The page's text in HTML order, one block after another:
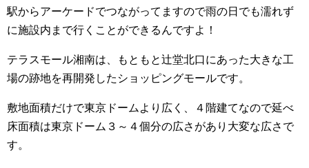
駅からアーケードでつながってますので雨の日でも濡れず
に施設内まで行くことができるんですよ！
テラスモール湘南は、もともと辻堂北口にあった大きな工
場の跡地を再開発したショッピングモールです。
敷地面積だけで東京ドームより広く、４階建てなので延べ
床面積は東京ドーム３～４個分の広さがあり大変な広さで
す。